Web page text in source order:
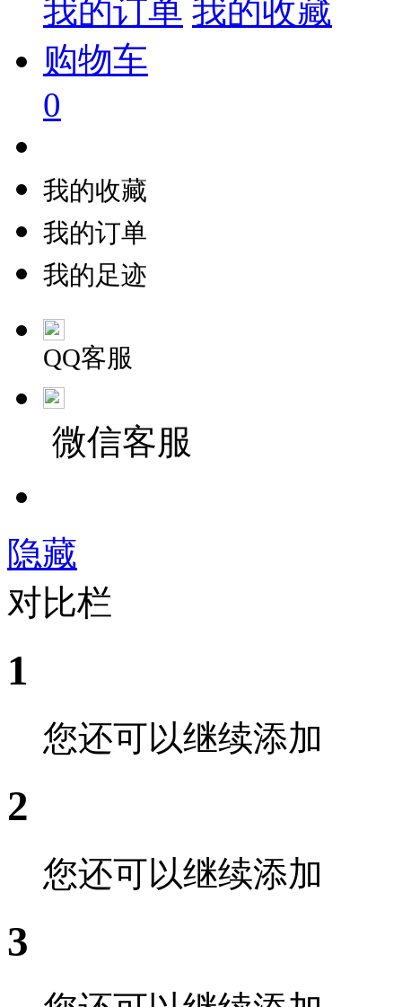
我的订单 我的收藏
购物车
0
我的收藏
我的订单
我的足迹
QQ客服
微信客服
隐藏
对比栏
1
您还可以继续添加
2
您还可以继续添加
3